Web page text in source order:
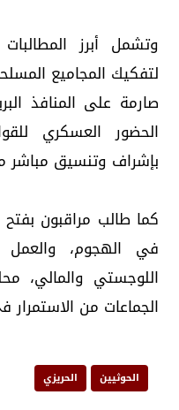
وتشمل أبرز
لتفكيك المجاميع
صارمة على المنافذ
الحضور العسكري
بإشراف وتنسيق مباشر
كما طالب مراقبون
في الهجوم،
اللوجستي والمالي،
الجماعات من الاستمرار
الحوثيين الحريزي